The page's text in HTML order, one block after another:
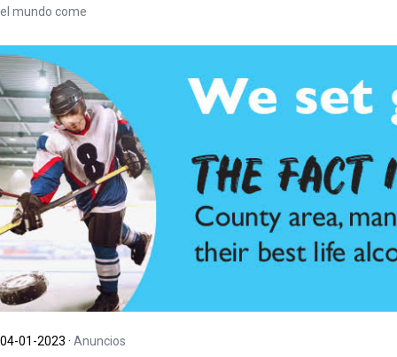
el mundo come
04-01-2023 · Anuncios